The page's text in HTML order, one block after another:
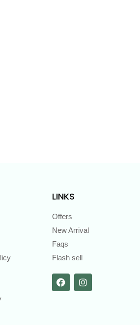
LINKS
Offers
New Arrival
Faqs
Flash sell